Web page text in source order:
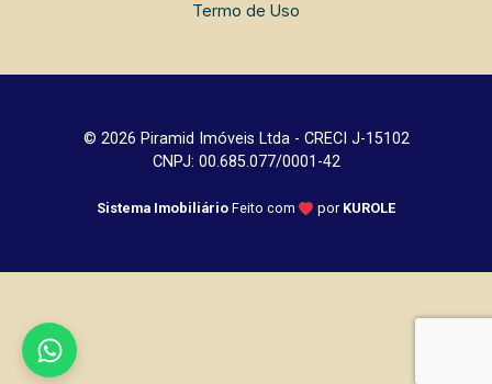
Termo de Uso
© 2026 Piramid Imóveis Ltda - CRECI J-15102
CNPJ: 00.685.077/0001-42
Sistema Imobiliário Feito com por KUROLE